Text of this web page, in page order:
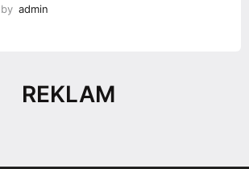
by admin
REKLAM